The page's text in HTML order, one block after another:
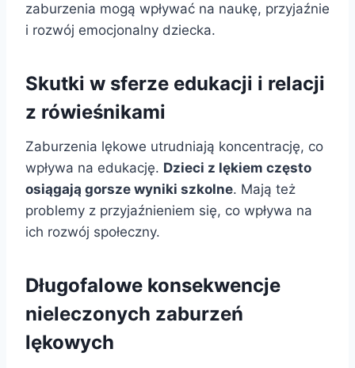
zaburzenia mogą wpływać na naukę, przyjaźnie
i rozwój emocjonalny dziecka.
Skutki w sferze edukacji i relacji
z rówieśnikami
Zaburzenia lękowe utrudniają koncentrację, co
wpływa na edukację. Dzieci z lękiem często
osiągają gorsze wyniki szkolne. Mają też
problemy z przyjaźnieniem się, co wpływa na
ich rozwój społeczny.
Długofalowe konsekwencje
nieleczonych zaburzeń
lękowych